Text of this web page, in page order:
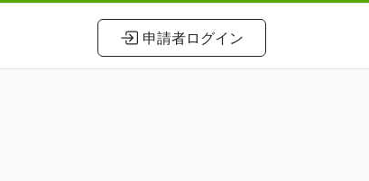
申請者ログイン